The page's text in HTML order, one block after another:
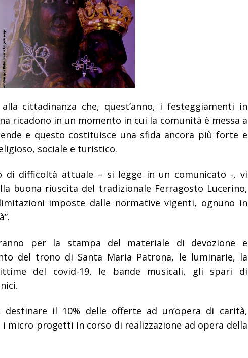
cittadinanza che, quest’anno, i festeggiamenti in
ricadono in un momento in cui la comunità è messa a
e questo costituisce una sfida ancora più forte e
sociale e turistico.
di difficoltà attuale – si legge in un comunicato -, vi
buona riuscita del tradizionale Ferragosto Lucerino,
imposte dalle normative vigenti, ognuno in
per la stampa del materiale di devozione e
del trono di Santa Maria Patrona, le luminarie, la
del covid-19, le bande musicali, gli spari di
il 10% delle offerte ad un’opera di carità,
i micro progetti in corso di realizzazione ad opera della